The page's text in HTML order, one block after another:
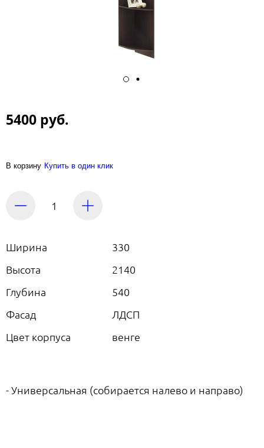
5400 руб.
В корзину Купить в один клик
Ширина
330
Высота
2140
Глубина
540
Фасад
ЛДСП
Цвет корпуса
венге
- Универсальная (собирается налево и направо)